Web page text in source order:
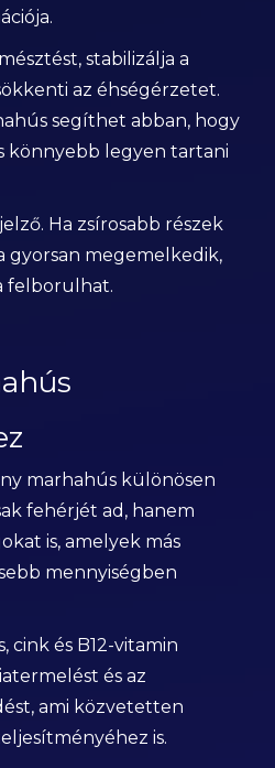
stabilizálja a
az éhségérzetet.
segíthet abban, hogy
könnyebb legyen tartani
Ha zsírosabb részek
gyorsan megemelkedik,
felborulhat.
marhahús különösen
fehérjét ad, hanem
is, amelyek más
mennyiségben
cink és B12-vitamin
és az
ami közvetetten
is.